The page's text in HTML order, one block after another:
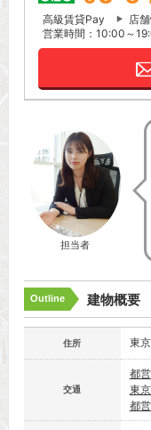
高級賃貸Pay
店
営業時間：10:00～
担当者
Outline 建物概要
住所 東
交通
都
東
都